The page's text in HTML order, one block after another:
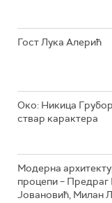
Гост Лука Алерић
Око: Никица
ствар карактера
Модерна
процепи – Предраг
Јовановић, Милан